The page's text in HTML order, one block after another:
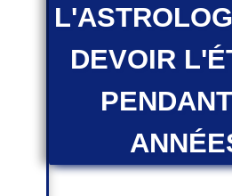
DEVOIR